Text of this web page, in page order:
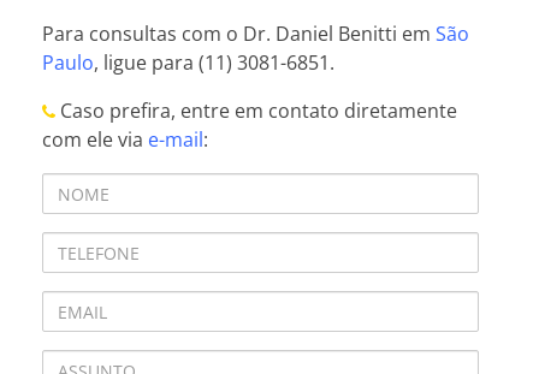
Para consultas com o Dr. Daniel Benitti em São
Paulo, ligue para (11) 3081-6851.
Caso prefira, entre em contato diretamente
com ele via e-mail: